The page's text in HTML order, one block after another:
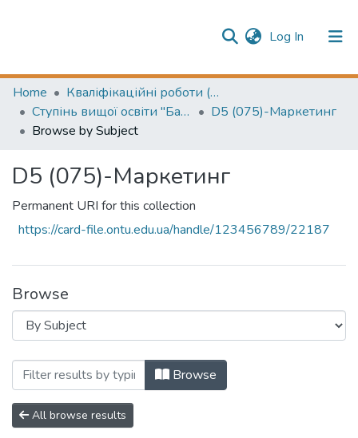
Log In (current)
Communities & Collections
All of Repository
Publication information
Home
Кваліфікаційні роботи (Graduation projects)
Ступінь вищої освіти "Бакалавр" (Higher education degree Bachelor's)
D5 (075)-Маркетинг
Browse by Subject
D5 (075)-Маркетинг
Permanent URI for this collection
https://card-file.ontu.edu.ua/handle/123456789/22187
Browse
Browsing D5 (075)-Маркетинг by
Browse
All browse results